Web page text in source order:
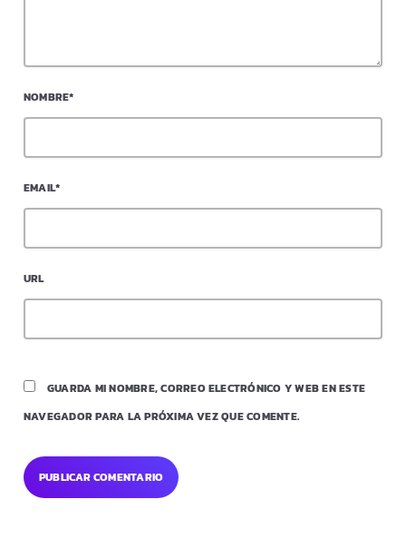
NOMBRE*
EMAIL*
URL
GUARDA MI NOMBRE, CORREO ELECTRÓNICO Y WEB EN ESTE
NAVEGADOR PARA LA PRÓXIMA VEZ QUE COMENTE.